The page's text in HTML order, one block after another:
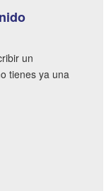
un
tienes ya una